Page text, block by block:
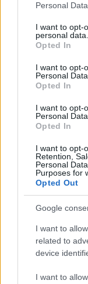
Please note that
not limited to your
grant or deny
use your data for
consent section.
Personal
I want to opt-
personal data.
Opted In
I want to opt-
Personal Data.
Opted In
I want to opt-
Personal
Opted In
I want to opt-
Retention,
Personal
Purposes for
Opted Out
Google
I want to
related to
device
I want to
per la
portico
porta